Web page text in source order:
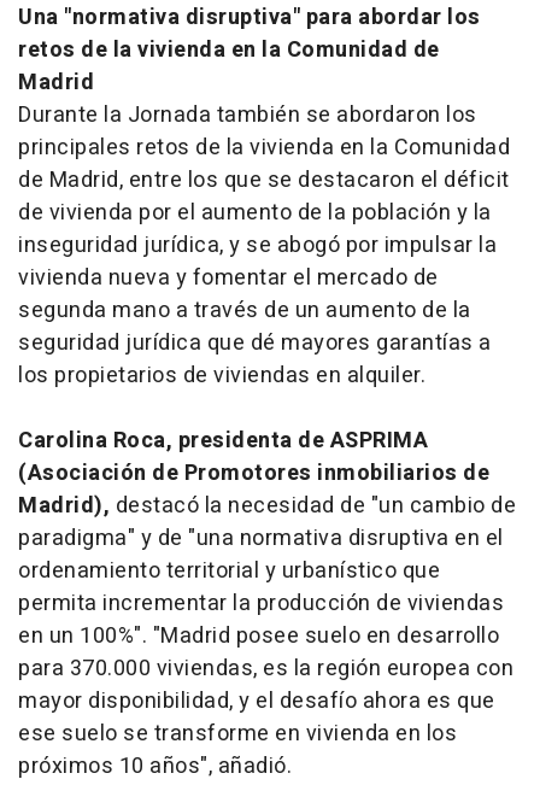
Una "normativa disruptiva" para abordar los
retos de la vivienda en la Comunidad de
Madrid
Durante la Jornada también se abordaron los
principales retos de la vivienda en la Comunidad
de Madrid, entre los que se destacaron el déficit
de vivienda por el aumento de la población y la
inseguridad jurídica, y se abogó por impulsar la
vivienda nueva y fomentar el mercado de
segunda mano a través de un aumento de la
seguridad jurídica que dé mayores garantías a
los propietarios de viviendas en alquiler.
Carolina Roca, presidenta de ASPRIMA
(Asociación de Promotores inmobiliarios de
Madrid), destacó la necesidad de "un cambio de
paradigma" y de "una normativa disruptiva en el
ordenamiento territorial y urbanístico que
permita incrementar la producción de viviendas
en un 100%". "Madrid posee suelo en desarrollo
para 370.000 viviendas, es la región europea con
mayor disponibilidad, y el desafío ahora es que
ese suelo se transforme en vivienda en los
próximos 10 años", añadió.